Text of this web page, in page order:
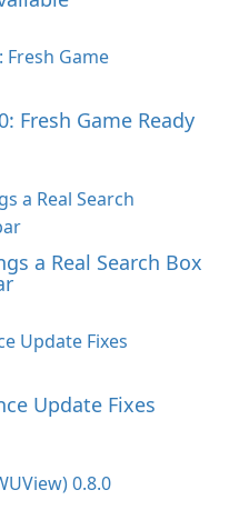
Fresh Game Ready
a Real Search Box
Update Fixes